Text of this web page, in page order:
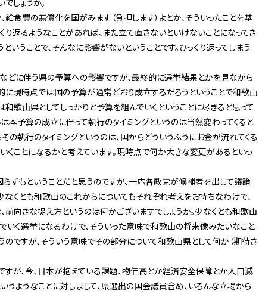
しょうか。
食費の無償化を国がみます（負担します）よとか、そういったことを基
り返るようなことがあれば、また立て直さないといけないことになってき
いうことで、そんなに影響がないということです。ひっくり返ってしまう
どに伴う県の予算への影響ですが、最終的に選挙結果とかを見ながら
に現時点では国の予算が通常どおり成立するだろうということで和歌山
歌山県としてしっかりと予算を組んでいくということに尽きると思って
は本予算の成立に伴って執行のタイミングというのは当然変わってくると
の執行のタイミングというのは、国からどういうふうにお金が流れてくる
くことになるかと考えています。現時点で何か大きな変更があるといっ
ずもということだと思うのですが、一応各政党が候補者を出して議論
なくとも和歌山のこれからについてもそれぞれ考えをお持ちなわけで、
前向きな捉え方というのは何かございますでしょうか。少なくとも和歌山
く選挙になるわけで、そういった意味で和歌山の将来像みたいなこと
ですが、そういう意味でその部分について和歌山県として何か（期待さ
が、今、日本が抱えている課題、物価高とか経済安全保障とか人口減
うようなことに対しまして、県選出の国会議員含め、いろんな立場から